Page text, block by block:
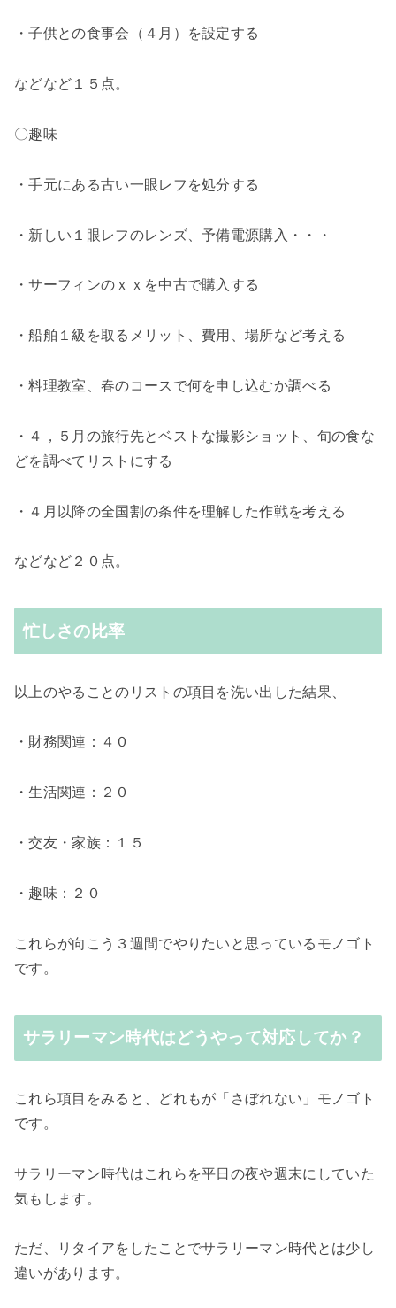
・子供との食事会（４月）を設定する
などなど１５点。
〇趣味
・手元にある古い一眼レフを処分する
・新しい１眼レフのレンズ、予備電源購入・・・
・サーフィンのｘｘを中古で購入する
・船舶１級を取るメリット、費用、場所など考える
・料理教室、春のコースで何を申し込むか調べる
・４，５月の旅行先とベストな撮影ショット、旬の食な
どを調べてリストにする
・４月以降の全国割の条件を理解した作戦を考える
などなど２０点。
忙しさの比率
以上のやることのリストの項目を洗い出した結果、
・財務関連：４０
・生活関連：２０
・交友・家族：１５
・趣味：２０
これらが向こう３週間でやりたいと思っているモノゴト
です。
サラリーマン時代はどうやって対応してか？
これら項目をみると、どれもが「さぼれない」モノゴト
です。
サラリーマン時代はこれらを平日の夜や週末にしていた
気もします。
ただ、リタイアをしたことでサラリーマン時代とは少し
違いがあります。